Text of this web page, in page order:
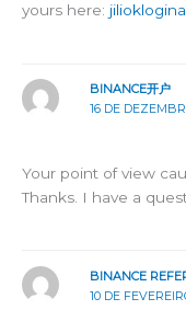
yours here:
BINANCE开户
16 DE
Your point of view
Thanks. I have a
BINANCE
10 DE